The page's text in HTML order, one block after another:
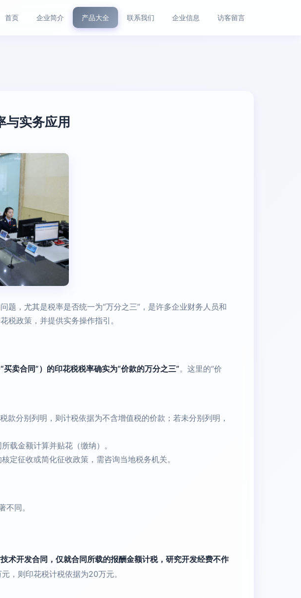
首页 企业简介 产品大全 联系我们 企业信息 访客留言
与实务应用
，尤其是税率是否统一为“万分之三”，是许多企业财务人员和
税政策，并提供实务操作指引。
买卖合同”）的印花税税率确实为“价款的万分之三”。这里的“价
分别列明，则计税依据为不含增值税的价款；若未分别列明，
载金额计算并贴花（缴纳）。
定征收或简化征收政策，需咨询当地税务机关。
同。
术开发合同，仅就合同所载的报酬金额计税，研究开发经费不作
，则印花税计税依据为20万元。